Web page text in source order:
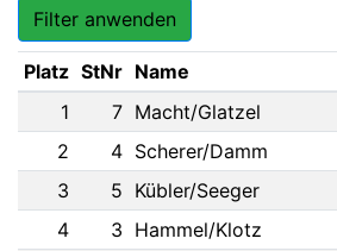
Filter anwenden
Platz StNr Name
1
7 Macht/Glatzel
2
4 Scherer/Damm
3
5 Kübler/Seeger
4
3 Hammel/Klotz